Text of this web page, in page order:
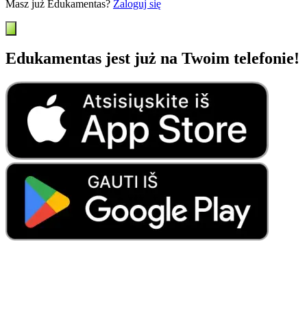
Masz już Edukamentas? Zaloguj się
Edukamentas jest już na Twoim telefonie!